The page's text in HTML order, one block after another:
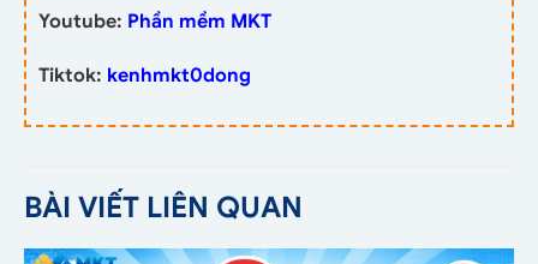
Youtube: Phần mềm MKT
Tiktok: kenhmkt0dong
BÀI VIẾT LIÊN QUAN